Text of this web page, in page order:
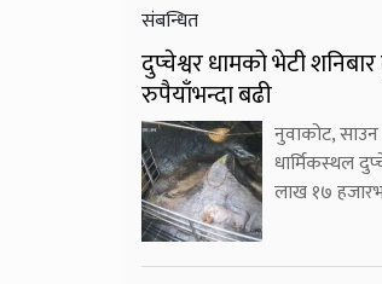
संबन्धित
दुप्चेश्वर धामको भेटी
रुपैयाँभन्दा बढी
नुवाकोट, साउन
धार्मिकस्थल
लाख १७